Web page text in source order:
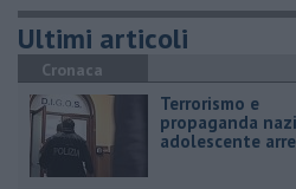
Ultimi articoli
Cronaca
Terrorismo e
propaganda
adolescente